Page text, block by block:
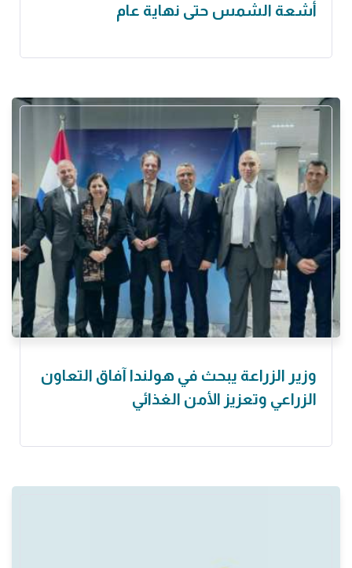
أشعة الشمس حتى نهاية عام
وزير الزراعة يبحث في هولندا آفاق التعاون
الزراعي وتعزيز الأمن الغذائي